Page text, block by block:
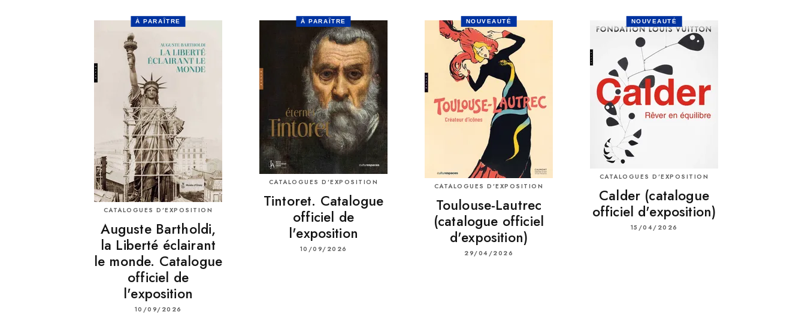
À PARAÎTRE
CATALOGUES D’EXPOSITION
Auguste Bartholdi,
la Liberté éclairant
le monde. Catalogue
officiel de
l'exposition
10/09/2026
À PARAÎTRE
CATALOGUES D’EXPOSITION
Tintoret. Catalogue
officiel de
l'exposition
10/09/2026
NOUVEAUTÉ
CATALOGUES D’EXPOSITION
Toulouse-Lautrec
(catalogue officiel
d'exposition)
29/04/2026
NOUVEAUTÉ
CATALOGUES D’EXPOSITION
Calder (catalogue
officiel d'exposition)
15/04/2026